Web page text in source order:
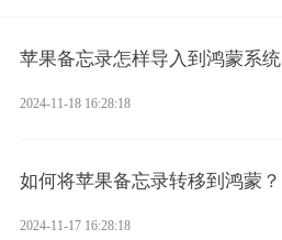
苹果备忘录怎样导入到鸿蒙系统
2024-11-18 16:28:18
如何将苹果备忘录转移到鸿蒙？
2024-11-17 16:28:18